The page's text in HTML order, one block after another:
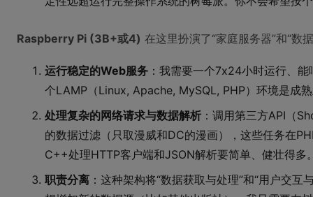
Raspberry Pi (3B+或4) 在这里扮演了“家庭服务器”和“数
运行稳定的Web服务 ：我需要一个7x24小时运行、
个LAMP（Linux, Apache, MySQL, PHP）环境是成
处理复杂的网络请求与数据解析 ：调用第三方API（
的数据过滤（只取漫威和DC的漫画），这些任务在
C++处理HTTP客户端和JSON解析要简单、健壮得多
职责分离 ：这种架构将“数据获取与处理”和“用户交